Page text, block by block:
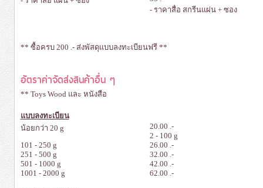
- ราคาสื่อ สกรีนแผ่น + ซอง
** ซื้อครบ 200 .- ส่งพัสดุแบบลงทะเบียนฟรี **
อัตราค่าจัดส่งสินค้าอื่น ๆ
** Toys Wood และ หนังสือ
แบบลงทะเบียน
น้อยกว่า 20 g
20.00 .-
2 - 100 g
101 - 250 g
26.00 .-
251 - 500 g
32.00 .-
501 - 1000 g
42.00 .-
1001 - 2000 g
62.00 .-